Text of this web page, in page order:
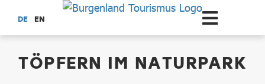
Zum Hauptinhalt springen
DE EN
TÖPFERN IM NATURPARK